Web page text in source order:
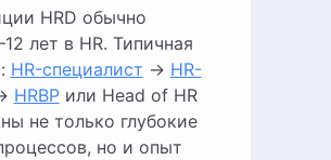
HRD обычно
лет в HR. Типичная
HR-специалист → HR-
HRBPили Head of HR
не только глубокие
но и опыт